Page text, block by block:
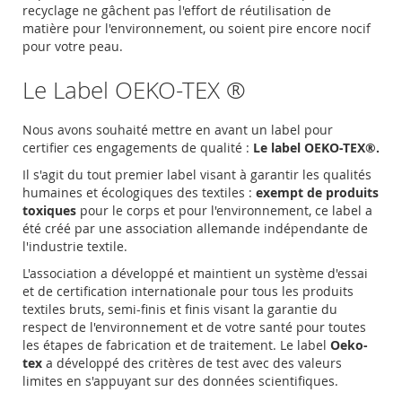
recyclage ne gâchent pas l'effort de réutilisation de
matière pour l'environnement, ou soient pire encore nocif
pour votre peau.
Le Label OEKO-TEX ®
Nous avons souhaité mettre en avant un label pour
certifier ces engagements de qualité : Le label OEKO-TEX®.
Il s'agit du tout premier label visant à garantir les qualités
humaines et écologiques des textiles : exempt de produits
toxiques pour le corps et pour l'environnement, ce label a
été créé par une association allemande indépendante de
l'industrie textile.
L'association a développé et maintient un système d'essai
et de certification internationale pour tous les produits
textiles bruts, semi-finis et finis visant la garantie du
respect de l'environnement et de votre santé pour toutes
les étapes de fabrication et de traitement. Le label Oeko-
tex a développé des critères de test avec des valeurs
limites en s'appuyant sur des données scientifiques.